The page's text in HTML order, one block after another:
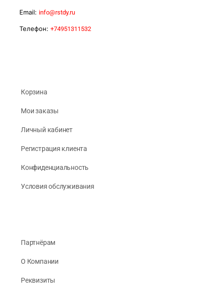
Email: info@rstdy.ru
Телефон: +74951311532
Корзина
Мои заказы
Личный кабинет
Регистрация клиента
Конфиденциальность
Условия обслуживания
Партнёрам
О Компании
Реквизиты